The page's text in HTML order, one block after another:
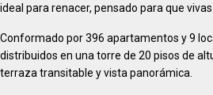
ideal para renacer, pensado para que
Conformado por 396 apartamentos y 9
distribuidos en una torre de 20 pisos de
terraza transitable y vista panorámica.